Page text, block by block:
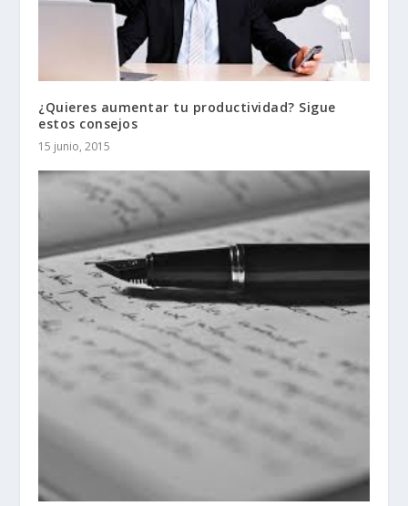
¿Quieres aumentar tu productividad? Sigue
estos consejos
15 junio, 2015